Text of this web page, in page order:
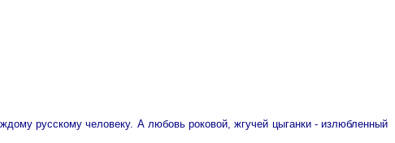
русскому человеку. А любовь роковой, жгучей цыганки - излюбленный